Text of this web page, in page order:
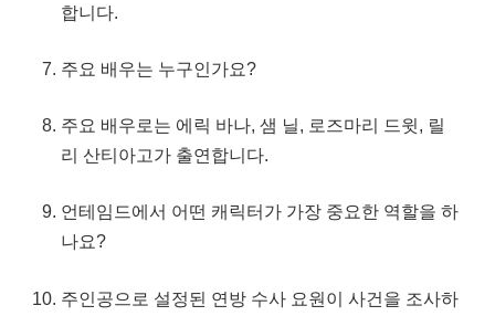
합니다.
주요 배우는 누구인가요?
주요 배우로는 에릭 바나, 샘 닐, 로즈마리 드윗, 릴
리 산티아고가 출연합니다.
언테임드에서 어떤 캐릭터가 가장 중요한 역할을 하
나요?
주인공으로 설정된 연방 수사 요원이 사건을 조사하